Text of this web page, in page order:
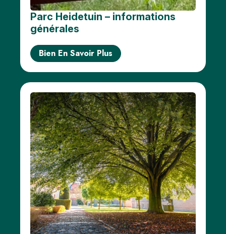
Parc Heidetuin – informations
générales
Bien En Savoir Plus